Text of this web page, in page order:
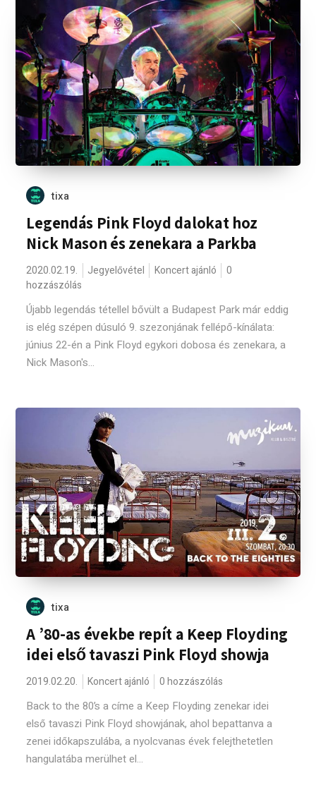
tixa
Legendás Pink Floyd dalokat hoz
Nick Mason és zenekara a Parkba
2020.02.19. Jegyelővétel Koncert ajánló
0
hozzászólás
Újabb legendás tétellel bővült a Budapest Park már eddig
is elég szépen dúsuló 9. szezonjának fellépő-kínálata:
június 22-én a Pink Floyd egykori dobosa és zenekara, a
Nick Mason's...
tixa
A ’80-as évekbe repít a Keep Floyding
idei első tavaszi Pink Floyd showja
2019.02.20. Koncert ajánló 0 hozzászólás
Back to the 80’s a címe a Keep Floyding zenekar idei
első tavaszi Pink Floyd showjának, ahol bepattanva a
zenei időkapszulába, a nyolcvanas évek felejthetetlen
hangulatába merülhet el...